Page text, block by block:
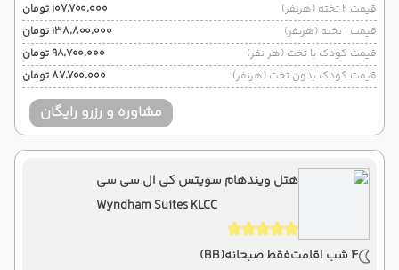
قیمت 2 تخته (هرنفر)
۱۰۷٬۷۰۰٬۰۰۰ تومان
قیمت 1 تخته (هرنفر)
۱۳۸٬۸۰۰٬۰۰۰ تومان
قیمت کودک با تخت (هر نفر)
۹۸٬۷۰۰٬۰۰۰ تومان
قیمت کودک بدون تخت (هرنفر)
۸۷٬۷۰۰٬۰۰۰ تومان
مشاوره و رزرو رایگان
هتل ویندهام سویتس کی ال سی سی
Wyndham Suites KLCC
4 شب اقامت فقط صبحانه(BB)